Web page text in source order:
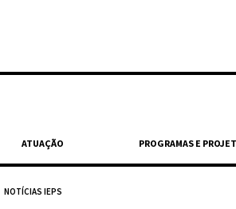
ATUAÇÃO PROGRAMAS E
NOTÍCIAS IEPS
Médicos fazem treinamento no hospital de